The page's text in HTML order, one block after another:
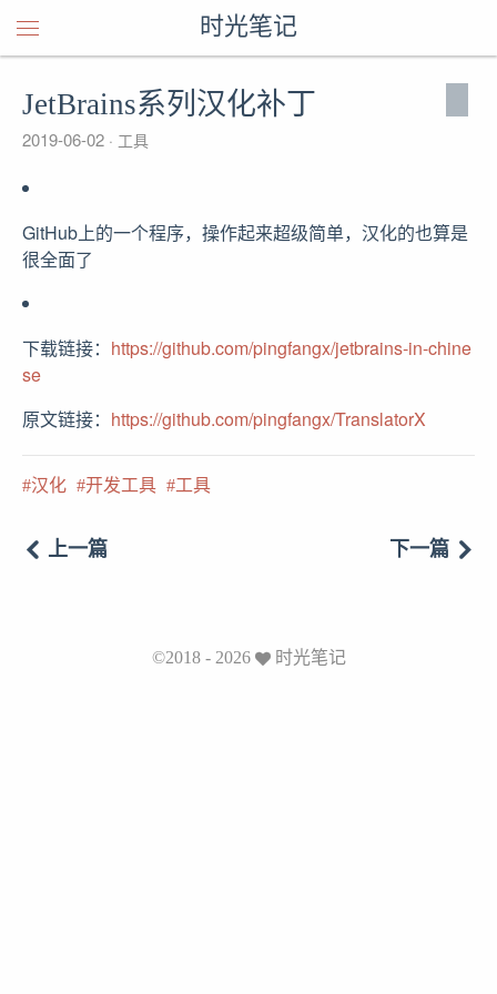
时光笔记
JetBrains系列汉化补丁
2019-06-02 工具
GitHub上的一个程序，操作起来超级简单，汉化的也算是
很全面了
下载链接： https://github.com/pingfangx/jetbrains-in-chine
se
原文链接： https://github.com/pingfangx/TranslatorX
汉化 开发工具 工具
上一篇 下一篇
©2018 - 2026 时光笔记